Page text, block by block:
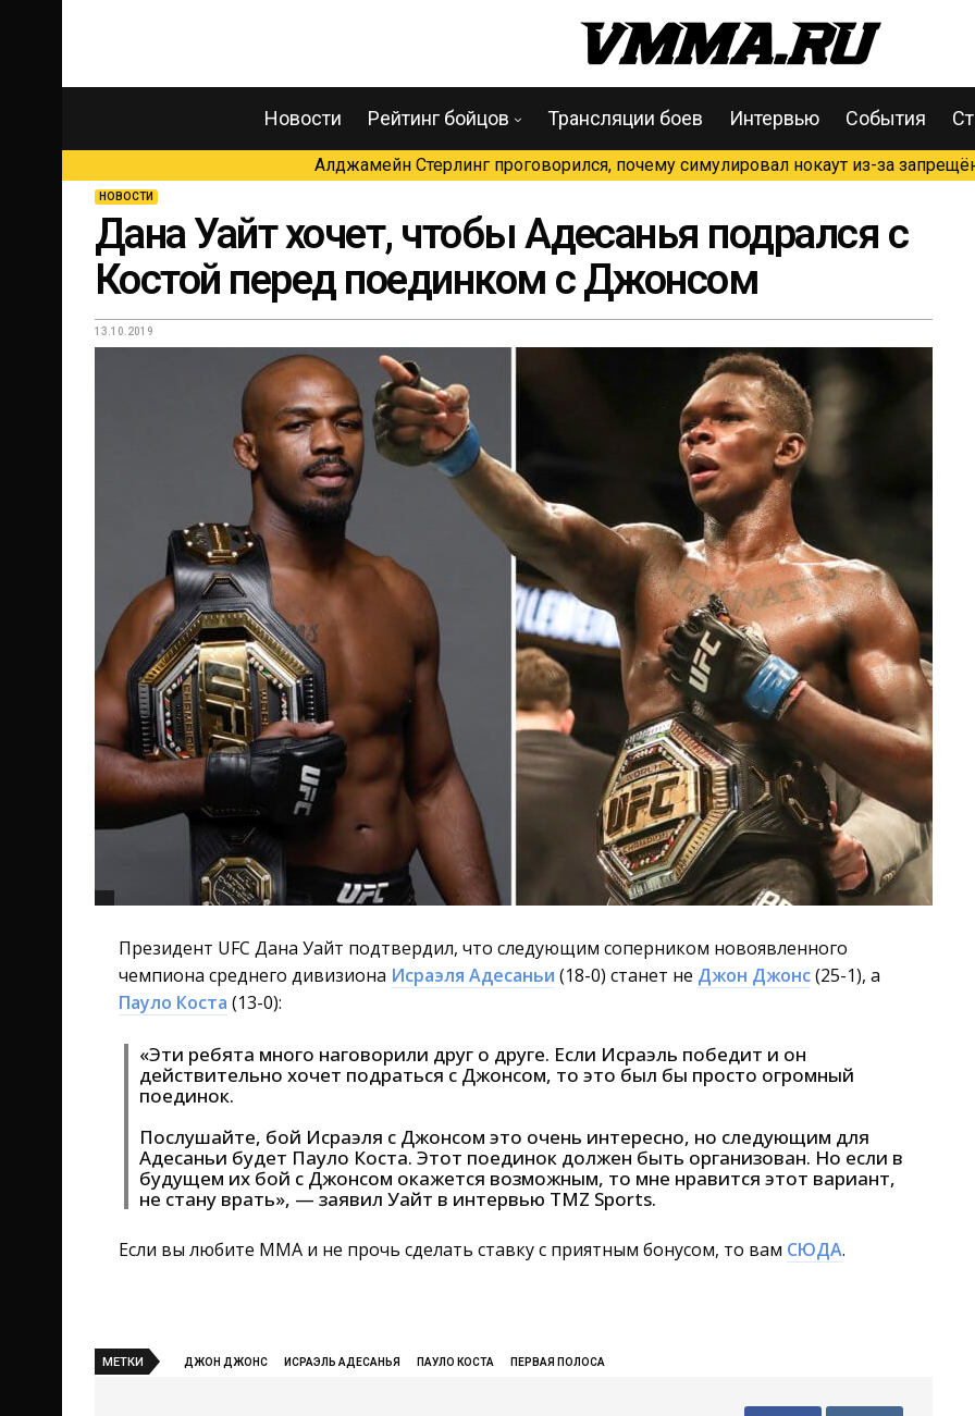
Новости Рейтинг бойцов Трансляции боев Интервью События
Алджамейн Стерлинг проговорился, почему симулировал нокаут из-за
НОВОСТИ
Дана Уайт хочет, чтобы Адесанья подрался с
Костой перед поединком с Джонсом
13.10.2019
Президент UFC Дана Уайт подтвердил, что следующим соперником новоявленного
чемпиона среднего дивизиона Исраэля Адесаньи (18-0) станет не Джон Джонс(25-1), а
Пауло Коста (13-0):
«Эти ребята много наговорили друг о друге. Если Исраэль победит и он
действительно хочет подраться с Джонсом, то это был бы просто огромный
поединок.
Послушайте, бой Исраэля с Джонсом это очень интересно, но следующим для
Адесаньи будет Пауло Коста. Этот поединок должен быть организован. Но если в
будущем их бой с Джонсом окажется возможным, то мне нравится этот вариант,
не стану врать», — заявил Уайт в интервью TMZ Sports.
Если вы любите ММА и не прочь сделать ставку с приятным бонусом, то вам СЮДА.
МЕТКИ ДЖОН ДЖОНС ИСРАЭЛЬ АДЕСАНЬЯ ПАУЛО КОСТА ПЕРВАЯ ПОЛОСА